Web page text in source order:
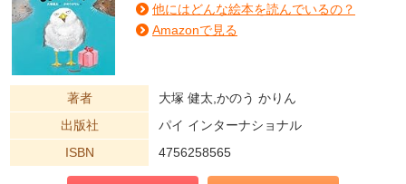
他にはどんな絵本を読んでいるの？
Amazonで見る
著者
大塚 健太,かのう かりん
出版社
パイ インターナショナル
ISBN
4756258565